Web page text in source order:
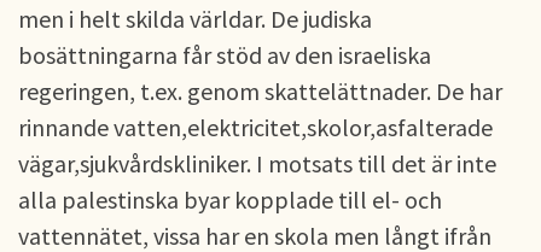
men i helt skilda världar. De judiska
bosättningarna får stöd av den israeliska
regeringen, t.ex. genom skattelättnader. De har
rinnande vatten,elektricitet,skolor,asfalterade
vägar,sjukvårdskliniker. I motsats till det är inte
alla palestinska byar kopplade till el- och
vattennätet, vissa har en skola men långt ifrån